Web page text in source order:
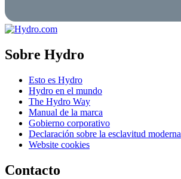
Sobre Hydro
Esto es Hydro
Hydro en el mundo
The Hydro Way
Manual de la marca
Gobierno corporativo
Declaración sobre la esclavitud moderna
Website cookies
Contacto